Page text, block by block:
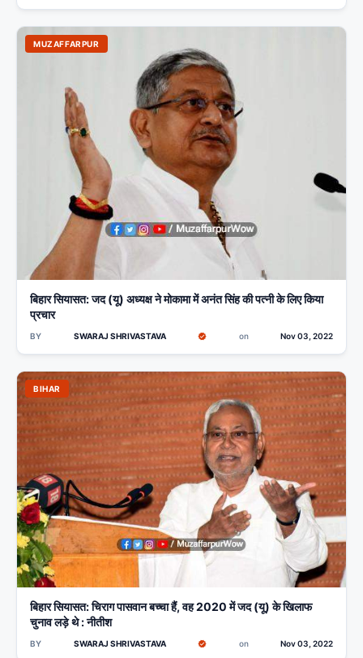
MUZAFFARPUR
बिहार सियासत: जद (यू) अध्यक्ष ने मोकामा में अनंत सिंह की पत्नी के लिए किया
प्रचार
BY SWARAJ SHRIVASTAVA on Nov 03, 2022
BIHAR
बिहार सियासत: चिराग पासवान बच्चा हैं, वह 2020 में जद (यू) के खिलाफ
चुनाव लड़े थे : नीतीश
BY SWARAJ SHRIVASTAVA on Nov 03, 2022